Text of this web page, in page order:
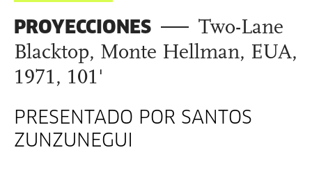
PROYECCIONES
Two-Lane
Blacktop, Monte Hellman, EUA,
1971, 101'
PRESENTADO POR SANTOS
ZUNZUNEGUI